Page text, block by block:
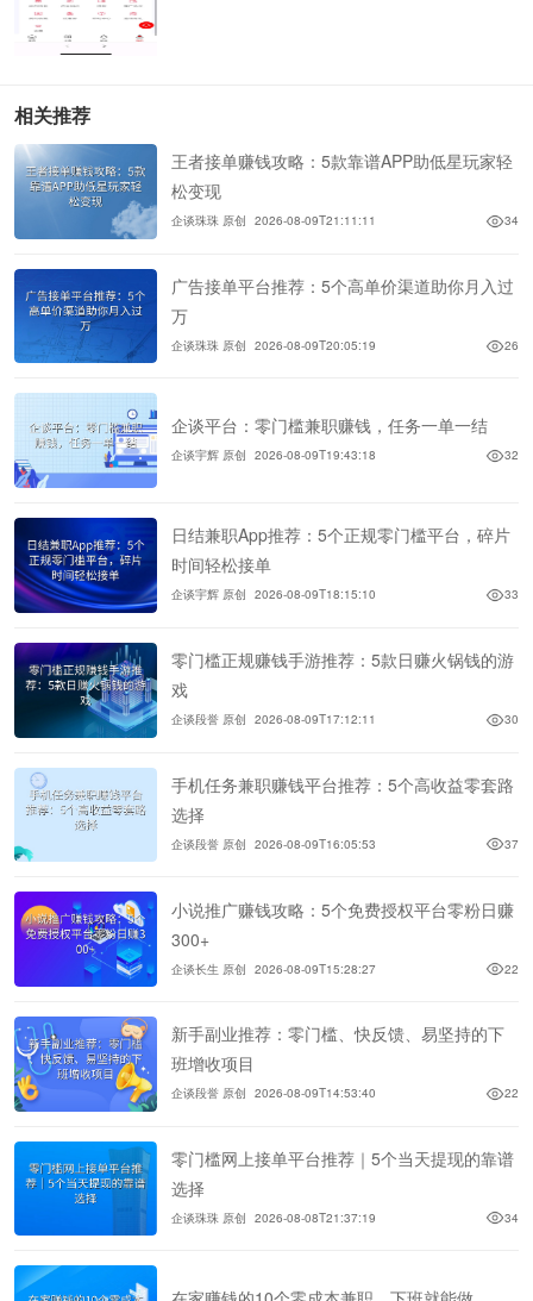
相关推荐
王者接单赚钱攻略：5款靠谱APP助低星玩家轻
松变现
企谈珠珠 原创 2026-08-09T21:11:11 34
广告接单平台推荐：5个高单价渠道助你月入过
万
企谈珠珠 原创 2026-08-09T20:05:19 26
企谈平台：零门槛兼职赚钱，任务一单一结
企谈宇辉 原创 2026-08-09T19:43:18 32
日结兼职App推荐：5个正规零门槛平台，碎片
时间轻松接单
企谈宇辉 原创 2026-08-09T18:15:10 33
零门槛正规赚钱手游推荐：5款日赚火锅钱的游
戏
企谈段誉 原创 2026-08-09T17:12:11 30
手机任务兼职赚钱平台推荐：5个高收益零套路
选择
企谈段誉 原创 2026-08-09T16:05:53 37
小说推广赚钱攻略：5个免费授权平台零粉日赚
300+
企谈长生 原创 2026-08-09T15:28:27 22
新手副业推荐：零门槛、快反馈、易坚持的下
班增收项目
企谈段誉 原创 2026-08-09T14:53:40 22
零门槛网上接单平台推荐｜5个当天提现的靠谱
选择
企谈珠珠 原创 2026-08-08T21:37:19 34